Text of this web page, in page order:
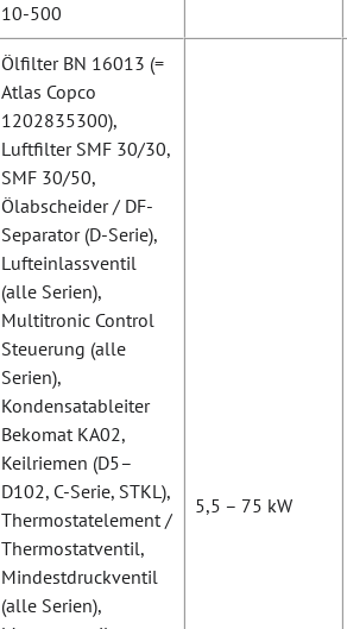
10-500
Ölfilter BN 16013 (=
Atlas Copco
1202835300),
Luftfilter SMF 30/30,
SMF 30/50,
Ölabscheider / DF-
Separator (D-Serie),
Lufteinlassventil
(alle Serien),
Multitronic Control
Steuerung (alle
Serien),
Kondensatableiter
Bekomat KA02,
Keilriemen (D5–
D102, C-Serie, STKL),
Thermostatelement /
Thermostatventil,
Mindestdruckventil
(alle Serien),
5,5 – 75 kW